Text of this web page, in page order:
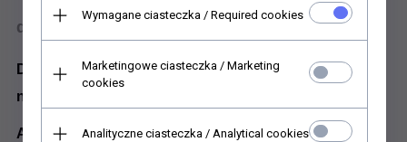
dziecięcy, misie, pszczółki
Dziecięcy wzór na papierze ryżowym - specjalnie dla
naszych milusińskich.
Autorka grafik Dorota Marciniak. Misie, pszczółki,
Wymagane ciasteczka / Required cookies
Marketingowe ciasteczka / Marketing
cookies
Analityczne ciasteczka / Analytical cookies